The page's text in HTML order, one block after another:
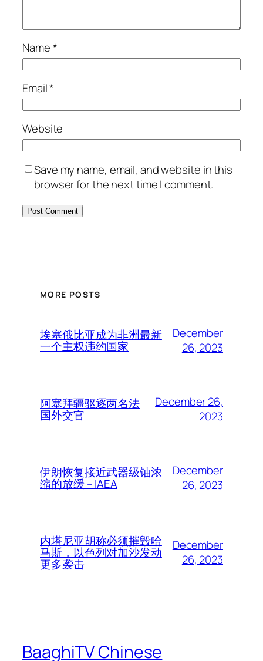
Name*
Email*
Website
Save my name, email, and website in this
browser for the next time I comment.
MORE POSTS
埃塞俄比亚成为非洲最新
一个主权违约国家
December
26, 2023
阿塞拜疆驱逐两名法
国外交官
December 26,
2023
伊朗恢复接近武器级铀浓
缩的放缓 – IAEA
December
26, 2023
内塔尼亚胡称必须摧毁哈
马斯，以色列对加沙发动
更多袭击
December
26, 2023
BaaghiTV Chinese